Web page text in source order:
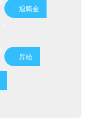
退職金
昇給